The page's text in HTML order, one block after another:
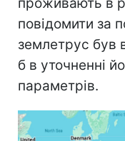
повідомити за
землетрус був
б в уточненні
параметрів.